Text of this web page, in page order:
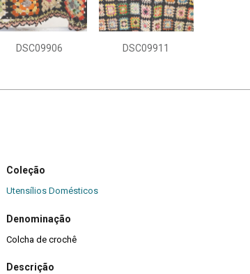
DSC09906 DSC09911
Coleção
Utensílios Domésticos
Denominação
Colcha de crochê
Descrição